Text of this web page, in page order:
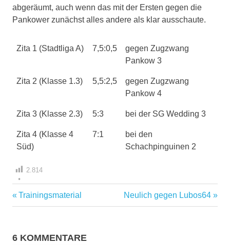
abgeräumt, auch wenn das mit der Ersten gegen die
Pankower zunächst alles andere als klar ausschaute.
Zita 1 (Stadtliga A) 7,5:0,5
gegen Zugzwang
Pankow 3
Zita 2 (Klasse 1.3) 5,5:2,5
gegen Zugzwang
Pankow 4
Zita 3 (Klasse 2.3) 5:3 bei der SG Wedding 3
Zita 4 (Klasse 4
Süd)
7:1
bei den
Schachpinguinen 2
2.814
Beitragsnavigation
Vorheriger
Beitrag:
Trainingsmaterial
Nächster
Beitrag:
Neulich gegen Lubos64
6 KOMMENTARE